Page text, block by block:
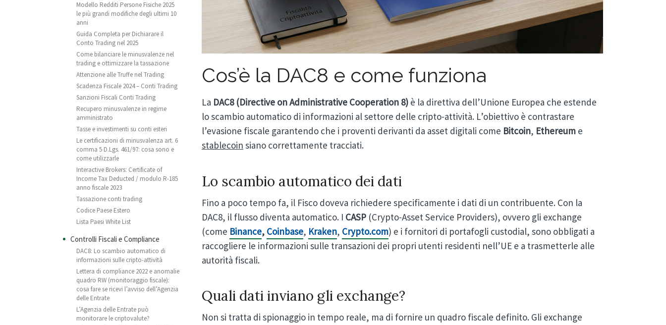
Cos’è la DAC8 e come funziona
La DAC8 (Directive on Administrative Cooperation 8) è la direttiva dell’Unione Europea che estende
lo scambio automatico di informazioni al settore delle cripto-attività. L’obiettivo è contrastare
l’evasione fiscale garantendo che i proventi derivanti da asset digitali come Bitcoin, Ethereum e
stablecoin siano correttamente tracciati.
Lo scambio automatico dei dati
Fino a poco tempo fa, il Fisco doveva richiedere specificamente i dati di un contribuente. Con la
DAC8, il flusso diventa automatico. I CASP (Crypto-Asset Service Providers), ovvero gli exchange
(come Binance, Coinbase, Kraken, Crypto.com) e i fornitori di portafogli custodial, sono obbligati a
raccogliere le informazioni sulle transazioni dei propri utenti residenti nell’UE e a trasmetterle alle
autorità fiscali.
Quali dati inviano gli exchange?
Non si tratta di spionaggio in tempo reale, ma di fornire un quadro fiscale definito. Gli exchange
Modello Redditi Persone Fisiche 2025
le più grandi modifiche degli ultimi 10
anni
Guida Completa per Dichiarare il
Conto Trading nel 2025
Come bilanciare le minusvalenze nel
trading e ottimizzare la tassazione
Attenzione alle Truffe nel Trading
Scadenza Fiscale 2024 – Conti Trading
Sanzioni Fiscali Conti Trading
Recupero minusvalenze in regime
amministrato
Tasse e investimenti su conti esteri
Le certificazioni di minusvalenza art. 6
comma 5 D.Lgs. 461/97: cosa sono e
come utilizzarle
Interactive Brokers: Certificate of
Income Tax Deducted / modulo R-185
anno fiscale 2023
Tassazione conti trading
Codice Paese Estero
Lista Paesi White List
Controlli Fiscali e Compliance
DAC8: Lo scambio automatico di
informazioni sulle cripto-attività
Lettera di compliance 2022 e anomalie
quadro RW (monitoraggio fiscale):
cosa fare se ricevi l’avviso dell’Agenzia
delle Entrate
L’Agenzia delle Entrate può
monitorare le criptovalute?